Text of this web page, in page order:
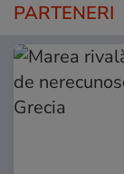
PARTENERI